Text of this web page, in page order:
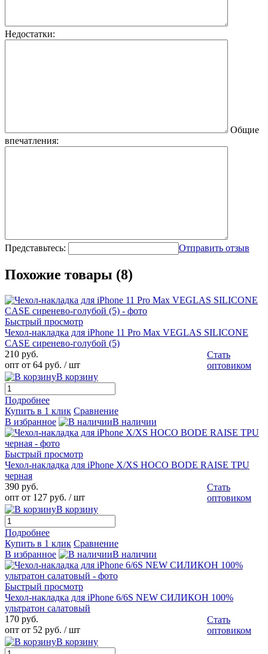
Недостатки:
Общие
впечатления:
Представьтесь: Отправить отзыв
Похожие товары (8)
Быстрый просмотр
Чехол-накладка для iPhone 11 Pro Max VEGLAS SILICONE
CASE сиренево-голубой (5)
210 руб.
опт от 64 руб. / шт
Стать
оптовиком
В корзину
Подробнее
Купить в 1 клик Сравнение
В избранное
В наличии
Быстрый просмотр
Чехол-накладка для iPhone X/XS HOCO BODE RAISE TPU
черная
390 руб.
опт от 127 руб. / шт
Стать
оптовиком
В корзину
Подробнее
Купить в 1 клик Сравнение
В избранное
В наличии
Быстрый просмотр
Чехол-накладка для iPhone 6/6S NEW СИЛИКОН 100%
ультратон салатовый
170 руб.
опт от 52 руб. / шт
Стать
оптовиком
В корзину